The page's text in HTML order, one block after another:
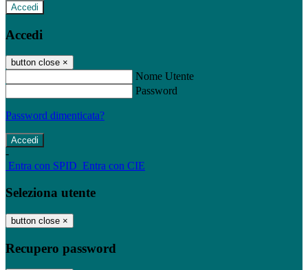
Accedi
Accedi
button close ×
Nome Utente
Password
Password dimenticata?
-
Entra con SPID Entra con CIE
Seleziona utente
button close ×
Recupero password